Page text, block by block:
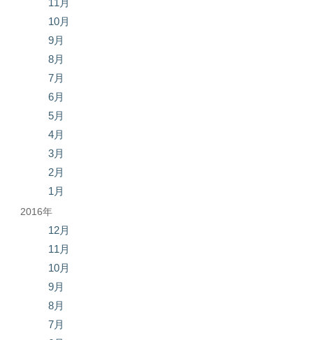
11月
10月
9月
8月
7月
6月
5月
4月
3月
2月
1月
2016年
12月
11月
10月
9月
8月
7月